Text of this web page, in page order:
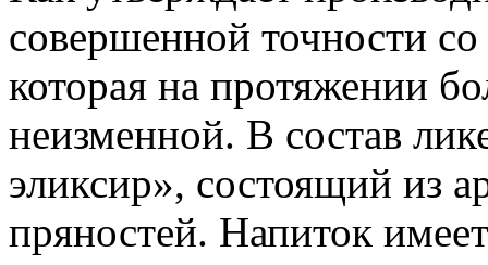
совершенной точности
которая на протяжении
неизменной. В состав
эликсир», состоящий из
пряностей. Напиток